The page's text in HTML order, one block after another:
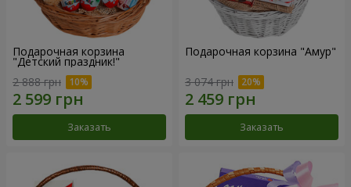
Подарочная корзина
"Детский праздник!"
2 888 грн
Заказать
Подарочная корзина "Амур"
3 074 грн
Заказать